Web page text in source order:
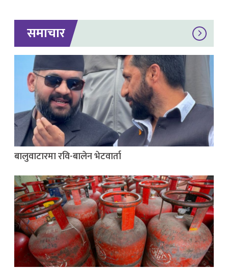
समाचार
बालुवाटारमा रवि-बालेन भेटवार्ता